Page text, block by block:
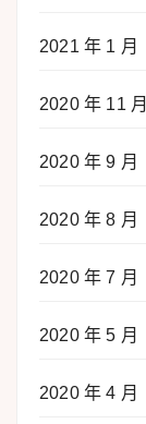
2021 年 1 月
2020 年 11 月
2020 年 9 月
2020 年 8 月
2020 年 7 月
2020 年 5 月
2020 年 4 月